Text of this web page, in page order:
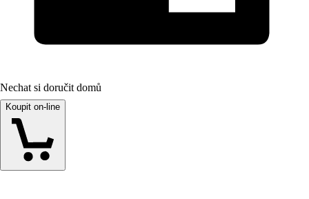
Nechat si doručit domů
Koupit on-line